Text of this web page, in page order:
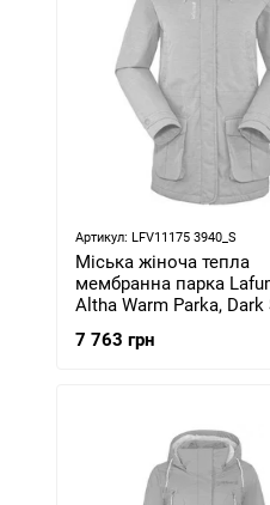
Артикул: LFV11175 3940_S
Міська жіноча тепла
мембранна парка
Altha Warm Parka, Dark
7 763 грн